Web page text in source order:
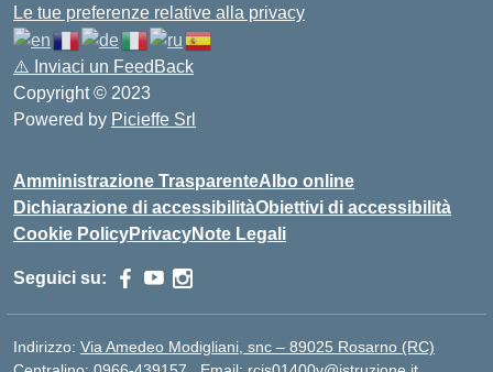
Le tue preferenze relative alla privacy
⚠️ Inviaci un FeedBack
Copyright © 2023
Powered by Picieffe Srl
Amministrazione TrasparenteAlbo online
Dichiarazione di accessibilitàObiettivi di accessibilità
Cookie PolicyPrivacyNote Legali
Seguici su:
Indirizzo: Via Amedeo Modigliani, snc – 89025 Rosarno (RC)